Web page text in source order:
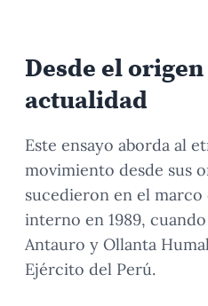
Desde el
actualidad
Este ensayo aborda al
movimiento desde sus
sucedieron en el
interno en 1989,
Antauro y Ollanta
Ejército del Perú.